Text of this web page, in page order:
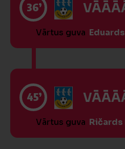
36’
Vārtus guva
45’
Vārtus guva Ričards